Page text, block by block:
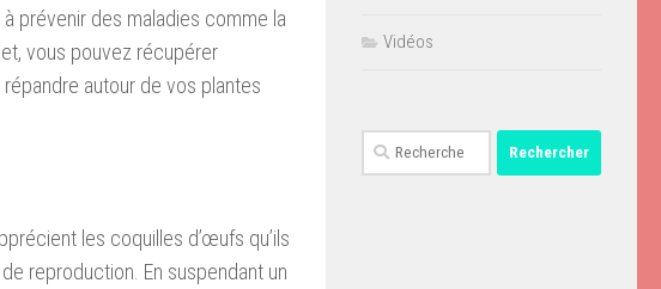
prévenir des maladies comme la
vous pouvez récupérer
autour de vos plantes
les coquilles d’œufs qu’ils
reproduction. En suspendant un
Vidéos
Rechercher :